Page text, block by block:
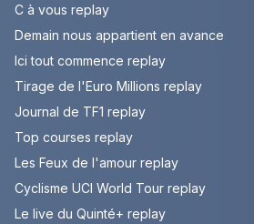
C à vous replay
Demain nous appartient en avance
Ici tout commence replay
Tirage de l'Euro Millions replay
Journal de TF1 replay
Top courses replay
Les Feux de l'amour replay
Cyclisme UCI World Tour replay
Le live du Quinté+ replay